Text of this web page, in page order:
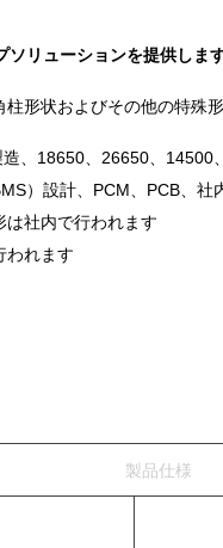
リューションを提供しま
形状およびその他の特殊
、18650、26650、14500
）設計、PCM、PCB、社
社内で行われます
われます
製品仕様